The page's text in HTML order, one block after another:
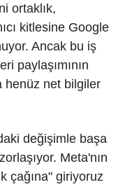
ortaklık,
kitlesine Google
Ancak bu iş
paylaşımının
henüz net bilgiler
değişimle başa
Meta'nın
çağına" giriyoruz